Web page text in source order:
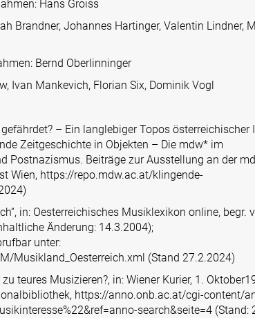
Hans Groiss
Brandner, Johannes Hartinger, Valentin Lindner,
Bernd Oberlinninger
Ivan Mankevich, Florian Six, Dominik Vogl
– Ein langlebiger Topos österreichischer
Zeitgeschichte in Objekten – Die mdw* im
Postnazismus. Beiträge zur Ausstellung an der
Wien, https://repo.mdw.ac.at/klingende-
in: Oesterreichisches Musiklexikon online, begr.
Änderung: 14.3.2004);
unter:
Musikland_Oesterreich.xml (Stand 27.2.2024)
teures Musizieren?, in: Wiener Kurier, 1.
https://anno.onb.ac.at/cgi-content/
search&seite=4 (Stand: